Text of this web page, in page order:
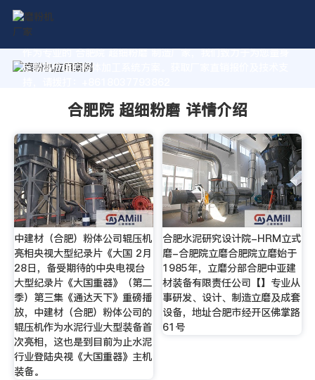
作为专业的 合肥院 超细粉磨 制造厂家，我们致力于为您量身
定制高价值的粉体加工系统方案。获取厂家直销报价及技术支
合肥院 超细粉磨 详情介绍
中建材（合肥）粉体公司辊压机
亮相央视大型纪录片《大国 2月
28日，备受期待的中央电视台
大型纪录片《大国重器》（第二
季）第三集《通达天下》重磅播
放，中建材（合肥）粉体公司的
辊压机作为水泥行业大型装备首
次亮相，这也是到目前为止水泥
行业登陆央视《大国重器》主机
装备。
合肥水泥研究设计院-HRM立式
磨-合肥院立磨合肥院立磨始于
1985年，立磨分部合肥中亚建
材装备有限责任公司【】专业从
事研发、设计、制造立磨及成套
设备，地址合肥市经开区佛掌路
61号